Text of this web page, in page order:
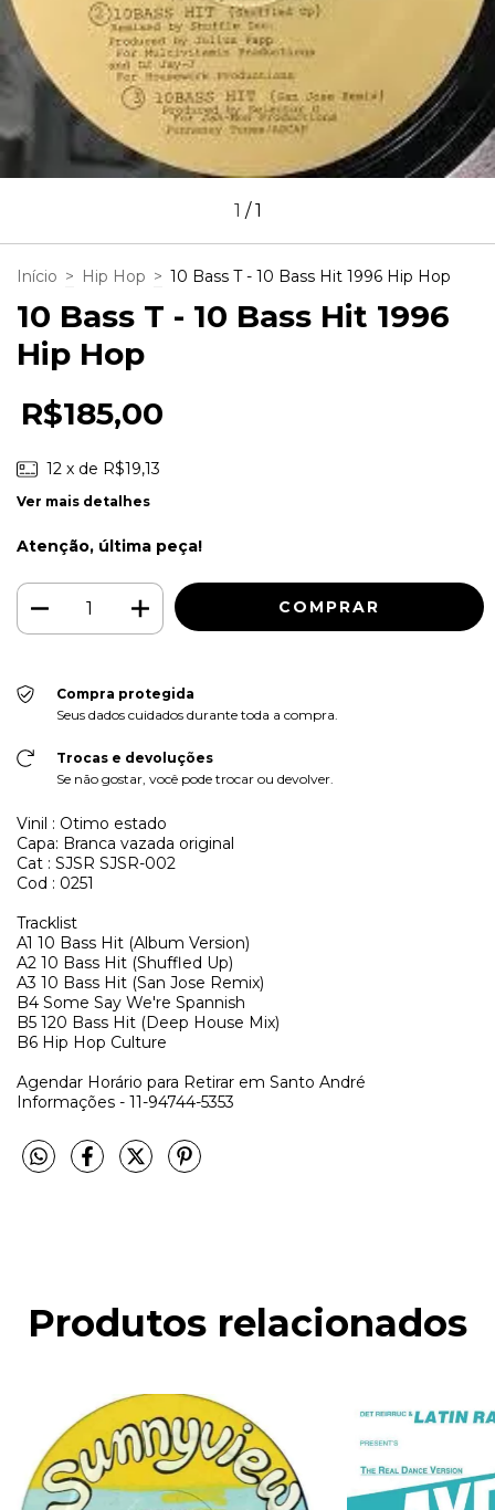
1 /1
Início > Hip Hop > 10 Bass T - 10 Bass Hit 1996 Hip Hop
10 Bass T - 10 Bass Hit 1996
Hip Hop
R$185,00
12 x de R$19,13
Ver mais detalhes
Atenção, última peça!
Compra protegida
Seus dados cuidados durante toda a compra.
Trocas e devoluções
Se não gostar, você pode trocar ou devolver.
Vinil : Otimo estado
Capa: Branca vazada original
Cat : SJSR SJSR-002
Cod : 0251
Tracklist
A1 10 Bass Hit (Album Version)
A2 10 Bass Hit (Shuffled Up)
A3 10 Bass Hit (San Jose Remix)
B4 Some Say We're Spannish
B5 120 Bass Hit (Deep House Mix)
B6 Hip Hop Culture
Agendar Horário para Retirar em Santo André
Informações - 11-94744-5353
Produtos relacionados